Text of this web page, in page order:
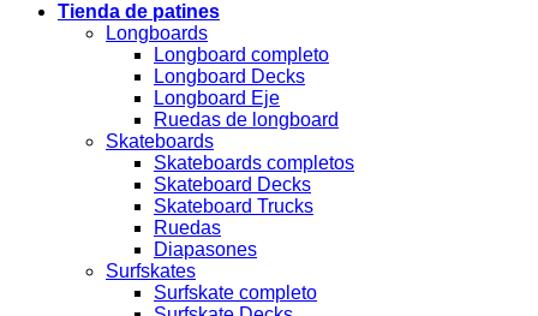
Tienda de patines
Longboards
Longboard completo
Longboard Decks
Longboard Eje
Ruedas de longboard
Skateboards
Skateboards completos
Skateboard Decks
Skateboard Trucks
Ruedas
Diapasones
Surfskates
Surfskate completo